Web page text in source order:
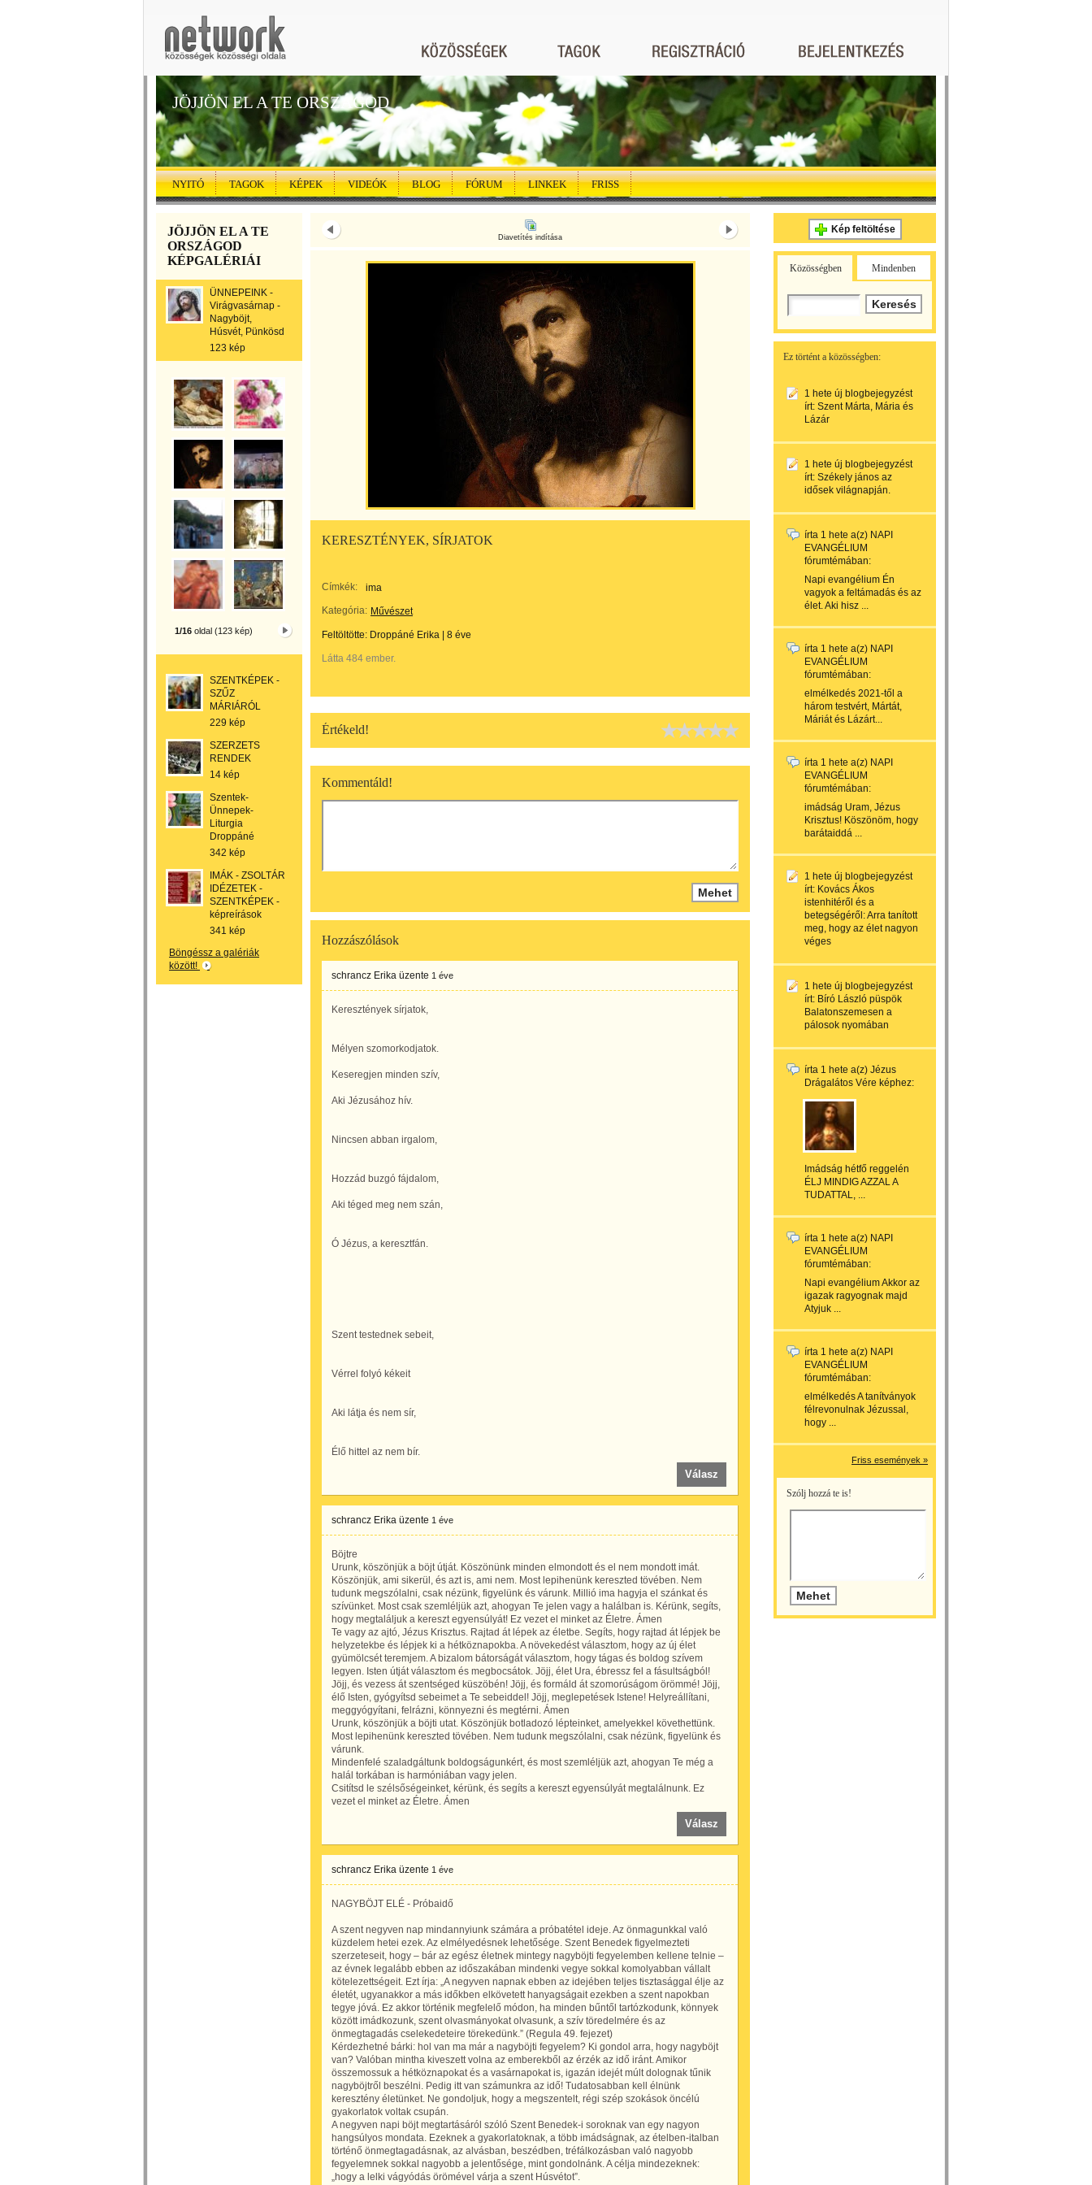
JÖJJÖN EL A TE ORSZÁGOD
NYITÓ TAGOK KÉPEK VIDEÓK BLOG FÓRUM LINKEK FRISS
JÖJJÖN EL A TE
ORSZÁGOD
KÉPGALÉRIÁI
ÜNNEPEINK -
Virágvasárnap -
Nagyböjt,
Húsvét, Pünkösd
123 kép
1/16 oldal (123 kép)
SZENTKÉPEK -
SZŰZ
MÁRIÁRÓL
229 kép
SZERZETS
RENDEK
14 kép
Szentek-
Ünnepek-
Liturgia
Droppáné
342 kép
IMÁK - ZSOLTÁR
IDÉZETEK -
SZENTKÉPEK -
képreírások
341 kép
Böngéssz a galériák
között!
Diavetítés indítása
KERESZTÉNYEK, SÍRJATOK
Címkék:
ima
Kategória: Művészet
Feltöltötte: Droppáné Erika 8 éve
Látta 484 ember.
Értékeld!
Kommentáld!
Hozzászólások
schrancz Erika üzente 1 éve
Keresztények sírjatok,
Mélyen szomorkodjatok.
Keseregjen minden szív,
Aki Jézusához hív.
Nincsen abban irgalom,
Hozzád buzgó fájdalom,
Aki téged meg nem szán,
Ó Jézus, a keresztfán.
Szent testednek sebeit,
Vérrel folyó kékeit
Aki látja és nem sír,
Élő hittel az nem bír.
Válasz
schrancz Erika üzente 1 éve
Böjtre
Urunk, köszönjük a böjt útját. Köszönünk minden elmondott és el nem mondott imát.
Köszönjük, ami sikerül, és azt is, ami nem. Most lepihenünk kereszted tövében. Nem
tudunk megszólalni, csak nézünk, figyelünk és várunk. Millió ima hagyja el szánkat és
szívünket. Most csak szemléljük azt, ahogyan Te jelen vagy a halálban is. Kérünk, segíts,
hogy megtaláljuk a kereszt egyensúlyát! Ez vezet el minket az Életre. Ámen
Te vagy az ajtó, Jézus Krisztus. Rajtad át lépek az életbe. Segíts, hogy rajtad át lépjek be
helyzetekbe és lépjek ki a hétköznapokba. A növekedést választom, hogy az új élet
gyümölcsét teremjem. A bizalom bátorságát választom, hogy tágas és boldog szívem
legyen. Isten útját választom és megbocsátok. Jöjj, élet Ura, ébressz fel a fásultságból!
Jöjj, és vezess át szentséged küszöbén! Jöjj, és formáld át szomorúságom örömmé! Jöjj,
élő Isten, gyógyítsd sebeimet a Te sebeiddel! Jöjj, meglepetések Istene! Helyreállítani,
meggyógyítani, felrázni, könnyezni és megtérni. Ámen
Urunk, köszönjük a böjti utat. Köszönjük botladozó lépteinket, amelyekkel követhettünk.
Most lepihenünk kereszted tövében. Nem tudunk megszólalni, csak nézünk, figyelünk és
várunk.
Mindenfelé szaladgáltunk boldogságunkért, és most szemléljük azt, ahogyan Te még a
halál torkában is harmóniában vagy jelen.
Csitítsd le szélsőségeinket, kérünk, és segíts a kereszt egyensúlyát megtalálnunk. Ez
vezet el minket az Életre. Ámen
Válasz
schrancz Erika üzente 1 éve
NAGYBÖJT ELÉ - Próbaidő
A szent negyven nap mindannyiunk számára a próbatétel ideje. Az önmagunkkal való
küzdelem hetei ezek. Az elmélyedésnek lehetősége. Szent Benedek figyelmezteti
szerzeteseit, hogy – bár az egész életnek mintegy nagyböjti fegyelemben kellene telnie –
az évnek legalább ebben az időszakában mindenki vegye sokkal komolyabban vállalt
kötelezettségeit. Ezt írja: „A negyven napnak ebben az idejében teljes tisztasággal élje az
életét, ugyanakkor a más időkben elkövetett hanyagságait ezekben a szent napokban
tegye jóvá. Ez akkor történik megfelelő módon, ha minden bűntől tartózkodunk, könnyek
között imádkozunk, szent olvasmányokat olvasunk, a szív töredelmére és az
önmegtagadás cselekedeteire törekedünk.” (Regula 49. fejezet)
Kérdezhetné bárki: hol van ma már a nagyböjti fegyelem? Ki gondol arra, hogy nagyböjt
van? Valóban mintha kiveszett volna az emberekből az érzék az idő iránt. Amikor
összemossuk a hétköznapokat és a vasárnapokat is, igazán idejét múlt dolognak tűnik
nagyböjtről beszélni. Pedig itt van számunkra az idő! Tudatosabban kell élnünk
keresztény életünket. Ne gondoljuk, hogy a megszentelt, régi szép szokások öncélú
gyakorlatok voltak csupán.
A negyven napi böjt megtartásáról szóló Szent Benedek-i soroknak van egy nagyon
hangsúlyos mondata. Ezeknek a gyakorlatoknak, a több imádságnak, az ételben-italban
történő önmegtagadásnak, az alvásban, beszédben, tréfálkozásban való nagyobb
fegyelemnek sokkal nagyobb a jelentősége, mint gondolnánk. A célja mindezeknek:
„hogy a lelki vágyódás örömével várja a szent Húsvétot”.
Kép feltöltése
Közösségben Mindenben
Ez történt a közösségben:
1 hete új blogbejegyzést
írt: Szent Márta, Mária és
Lázár
1 hete új blogbejegyzést
írt: Székely jános az
idősek világnapján.
írta 1 hete a(z) NAPI
EVANGÉLIUM
fórumtémában:
Napi evangélium Én
vagyok a feltámadás és az
élet. Aki hisz ...
írta 1 hete a(z) NAPI
EVANGÉLIUM
fórumtémában:
elmélkedés 2021-től a
három testvért, Mártát,
Máriát és Lázárt...
írta 1 hete a(z) NAPI
EVANGÉLIUM
fórumtémában:
imádság Uram, Jézus
Krisztus! Köszönöm, hogy
barátaiddá ...
1 hete új blogbejegyzést
írt: Kovács Ákos
istenhitéről és a
betegségéről: Arra tanított
meg, hogy az élet nagyon
véges
1 hete új blogbejegyzést
írt: Bíró László püspök
Balatonszemesen a
pálosok nyomában
írta 1 hete a(z) Jézus
Drágalátos Vére képhez:
Imádság hétfő reggelén
ÉLJ MINDIG AZZAL A
TUDATTAL, ...
írta 1 hete a(z) NAPI
EVANGÉLIUM
fórumtémában:
Napi evangélium Akkor az
igazak ragyognak majd
Atyjuk ...
írta 1 hete a(z) NAPI
EVANGÉLIUM
fórumtémában:
elmélkedés A tanítványok
félrevonulnak Jézussal,
hogy ...
Friss események »
Szólj hozzá te is!